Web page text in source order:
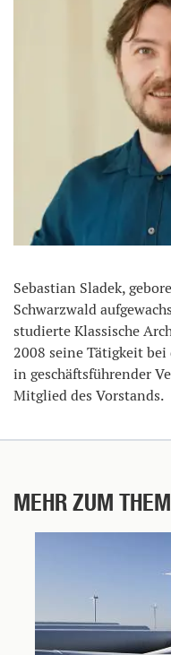
Sebastian Sladek,
Schwarzwald
studierte Klassische
2008 seine Tätigkeit bei
in geschäftsführender
Mitglied des Vorstands.
MEHR ZUM